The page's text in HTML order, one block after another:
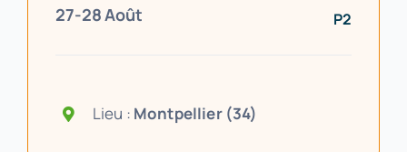
27-28 Août P2
Lieu : Montpellier (34)